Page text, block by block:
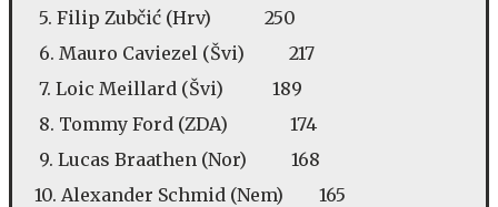
5. Filip Zubčić (Hrv) 250
6. Mauro Caviezel (Švi) 217
7. Loic Meillard (Švi) 189
8. Tommy Ford (ZDA) 174
9. Lucas Braathen (Nor) 168
10. Alexander Schmid (Nem) 165